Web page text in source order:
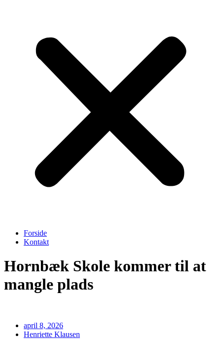
Forside
Kontakt
Hornbæk Skole kommer til at
mangle plads
april 8, 2026
Henriette Klausen